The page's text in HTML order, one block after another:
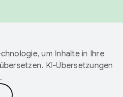
um Inhalte in Ihre
KI-Übersetzungen